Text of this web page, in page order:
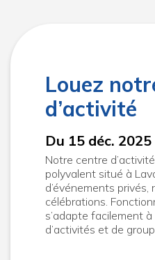
Louez
d’activité
Du 15 déc.
Notre centre
polyvalent situé à
d’événements privés,
célébrations.
s’adapte facilement
d’activités et de